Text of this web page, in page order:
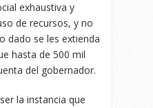
exhaustiva y
de recursos, y no
dado se les extienda
hasta de 500 mil
del gobernador.
la instancia que